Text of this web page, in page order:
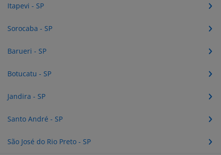
Itapevi - SP
Sorocaba - SP
Barueri - SP
Botucatu - SP
Jandira - SP
Santo André - SP
São José do Rio Preto - SP